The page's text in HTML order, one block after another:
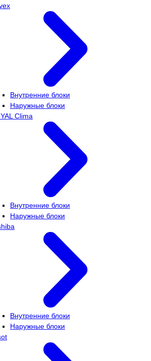
Внутренние блоки
Наружные блоки
Clima
Внутренние блоки
Наружные блоки
Внутренние блоки
Наружные блоки